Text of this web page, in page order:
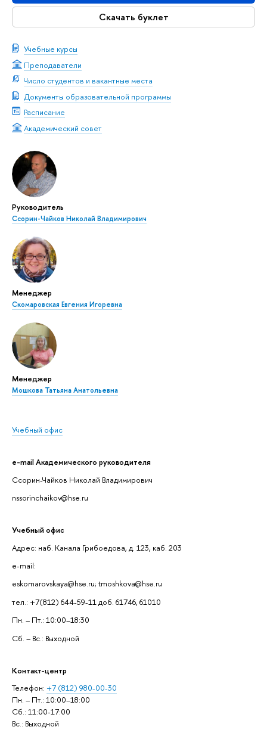
Скачать буклет
Учебные курсы
Преподаватели
Число студентов и вакантные места
Документы образовательной программы
Расписание
Академический совет
Руководитель
Ссорин-Чайков Николай Владимирович
Менеджер
Скомаровская Евгения Игоревна
Менеджер
Мошкова Татьяна Анатольевна
Учебный офис
e-mail Академического руководителя
Ссорин-Чайков Николай Владимирович
nssorinchaikov@hse.ru
Учебный офис
Адрес: наб. Канала Грибоедова, д. 123, каб. 203
e-mail:
eskomarovskaya@hse.ru; tmoshkova@hse.ru
тел.: +7(812) 644-59-11 доб. 61746, 61010
Пн. – Пт.: 10:00–18:30
Сб. – Вс.: Выходной
Контакт-центр
Телефон: +7 (812) 980-00-30
Пн. – Пт.: 10:00–18:00
Сб.: 11:00-17:00
Вс.: Выходной